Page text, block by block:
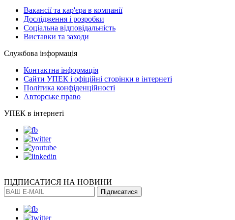
Вакансії та кар'єра в компанії
Дослідження і розробки
Соціальна відповідальність
Виставки та заходи
Службова інформація
Контактна інформація
Сайти УПЕК і офіційні сторінки в інтернеті
Політика конфіденційності
Авторське право
УПЕК в інтернеті
ПІДПИСАТИСЯ НА НОВИНИ
Підписатися